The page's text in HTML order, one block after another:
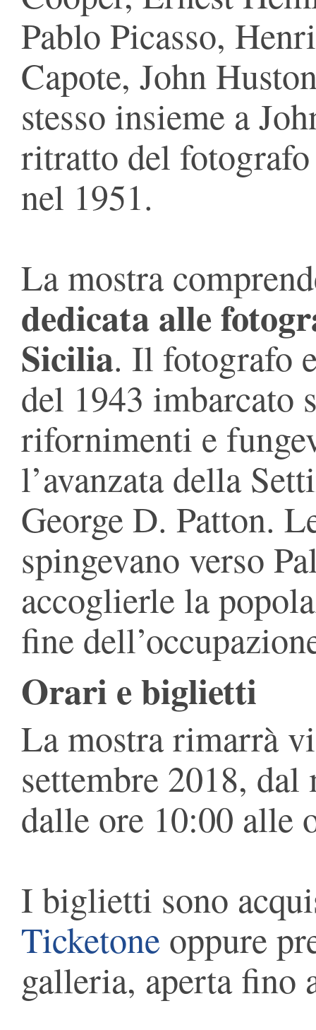
Pablo Picasso,
Capote, John
stesso insieme a
ritratto del
nel 1951.
La mostra
dedicata alle
Sicilia. Il fotografo
del 1943 imbarcato
rifornimenti e
l’avanzata della
George D. Patton.
spingevano verso
accoglierle la
fine
Orari e biglietti
La mostra rimarrà
settembre 2018,
dalle ore 10:00 alle
I biglietti sono
Ticketone oppure
galleria, aperta fino